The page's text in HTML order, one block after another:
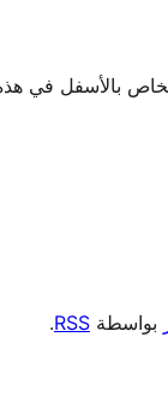
بواسطة RSS
.